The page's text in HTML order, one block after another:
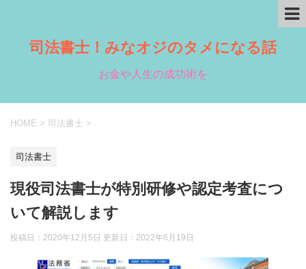
司法書士！みなオジのタメになる話
お金や人生の成功術を
HOME > 司法書士 >
司法書士
現役司法書士が特別研修や認定考査につ
いて解説します
投稿日：2020年12月5日 更新日： 2022年6月19日